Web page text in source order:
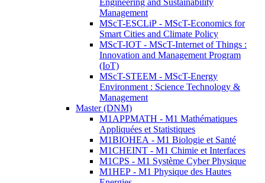
Engineering and Sustainability
Management
MScT-ESCLiP - MScT-Economics for
Smart Cities and Climate Policy
MScT-IOT - MScT-Internet of Things :
Innovation and Management Program
(IoT)
MScT-STEEM - MScT-Energy
Environment : Science Technology &
Management
Master (DNM)
M1APPMATH - M1 Mathématiques
Appliquées et Statistiques
M1BIOHEA - M1 Biologie et Santé
M1CHEINT - M1 Chimie et Interfaces
M1CPS - M1 Système Cyber Physique
M1HEP - M1 Physique des Hautes